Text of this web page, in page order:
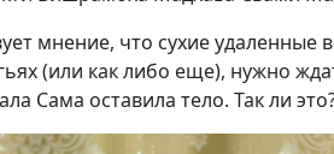
мнение, что сухие удаленные
(или как либо еще), нужно
Сама оставила тело. Так ли